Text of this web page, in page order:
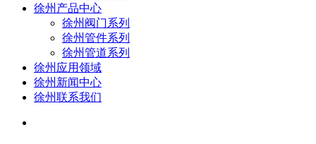
徐州产品中心
徐州阀门系列
徐州管件系列
徐州管道系列
徐州应用领域
徐州新闻中心
徐州联系我们